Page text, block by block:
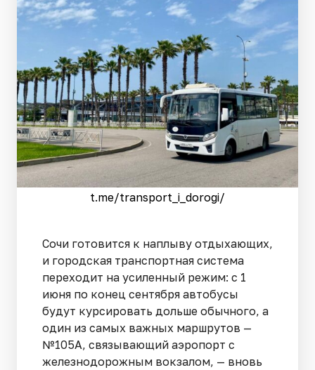
t.me/transport_i_dorogi/
Сочи готовится к наплыву отдыхающих,
и городская транспортная система
переходит на усиленный режим: с 1
июня по конец сентября автобусы
будут курсировать дольше обычного, а
один из самых важных маршрутов —
№105А, связывающий аэропорт с
железнодорожным вокзалом, — вновь